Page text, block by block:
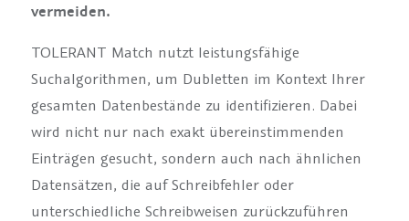
vermeiden.
TOLERANT Match nutzt leistungsfähige
Suchalgorithmen, um Dubletten im Kontext Ihrer
gesamten Datenbestände zu identifizieren. Dabei
wird nicht nur nach exakt übereinstimmenden
Einträgen gesucht, sondern auch nach ähnlichen
Datensätzen, die auf Schreibfehler oder
unterschiedliche Schreibweisen zurückzuführen